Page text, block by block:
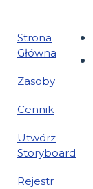
Strona
Główna
Zasoby
Cennik
Utwórz
Storyboard
Rejestr